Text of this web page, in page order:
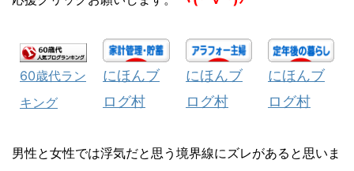
60歳代ラン
キング
にほんブ
ログ村
にほんブ
ログ村
にほんブ
ログ村
男性と女性では浮気だと思う境界線にズレがあると思いま